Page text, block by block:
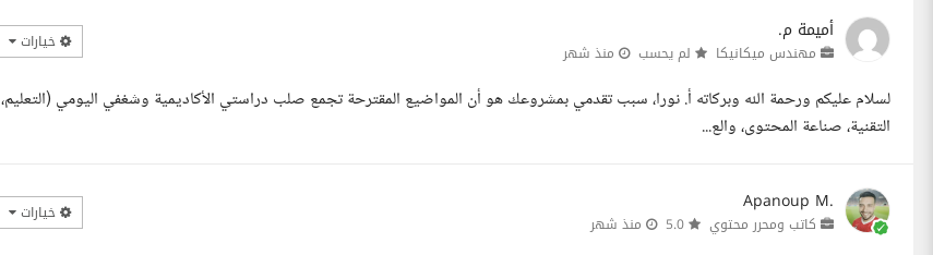
أميمة م.
مهندس ميكانيكا لم يحسب منذ شهر خيارات
لسلام عليكم ورحمة الله وبركاته أ. نورا، سبب تقدمي بمشروعك هو أن المواضيع المقترحة تجمع صلب دراستي الأكاديمية وشغفي اليومي (التعليم،
التقنية، صناعة المحتوى، والع...
Apanoup M.
كاتب ومحرر محتوي منذ شهر خيارات